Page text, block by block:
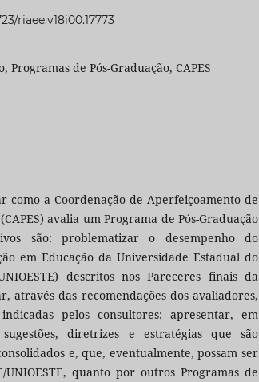
riaee.v18i00.17773
Programas de Pós-Graduação, CAPES
como a Coordenação de Aperfeiçoamento de
avalia um Programa de Pós-Graduação
são: problematizar o desempenho do
em Educação da Universidade Estadual do
descritos nos Pareceres finais da
através das recomendações dos avaliadores,
pelos consultores; apresentar, em
diretrizes e estratégias que são
e, que, eventualmente, possam ser
UNIOESTE, quanto por outros Programas de